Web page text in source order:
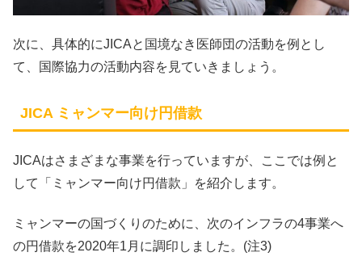
次に、具体的にJICAと国境なき医師団の活動を例とし
て、国際協力の活動内容を見ていきましょう。
JICA ミャンマー向け円借款
JICAはさまざまな事業を行っていますが、ここでは例と
して「ミャンマー向け円借款」を紹介します。
ミャンマーの国づくりのために、次のインフラの4事業へ
の円借款を2020年1月に調印しました。(注3)